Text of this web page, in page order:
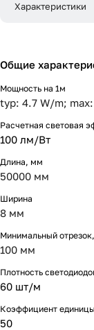
светодиодов.
Характеристики
Общие
Мощность на 1м
typ: 4.7 W/m;
Расчетная световая
100 лм/Вт
Длина, мм
50000 мм
Ширина
8 мм
Минимальный
100 мм
Плотность
60 шт/м
Коэффициент
50